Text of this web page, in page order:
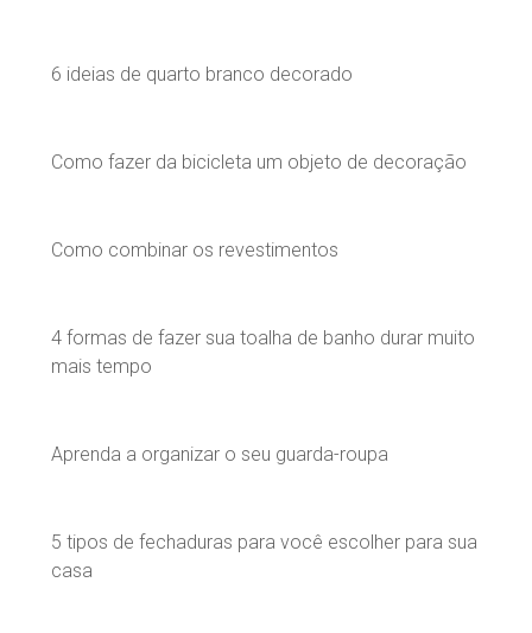
6 ideias de quarto branco decorado
Como fazer da bicicleta um objeto de decoração
Como combinar os revestimentos
4 formas de fazer sua toalha de banho durar muito
mais tempo
Aprenda a organizar o seu guarda-roupa
5 tipos de fechaduras para você escolher para sua
casa